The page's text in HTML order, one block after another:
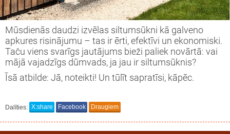
Mūsdienās daudzi izvēlas siltumsūkni kā galveno
apkures risinājumu – tas ir ērti, efektīvi un ekonomiski.
Taču viens svarīgs jautājums bieži paliek novārtā: vai
mājā vajadzīgs dūmvads, ja jau ir siltumsūknis?
Īsā atbilde: Jā, noteikti! Un tūlīt sapratīsi, kāpēc.
Dalīties: X:share Facebook Draugiem